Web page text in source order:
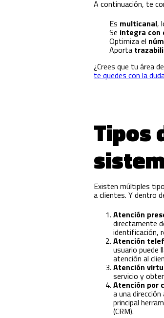
A continuación, te
Es multicanal,
Se integra con
Optimiza el
Aporta
¿Crees que tu área
te quedes con la
Tipos
Existen múltiples
a clientes. Y dentro
Atención
directamente
identificación,
Atención
usuario puede
atención al
Atención
servicio y
Atención por
a una
principal
(CRM).